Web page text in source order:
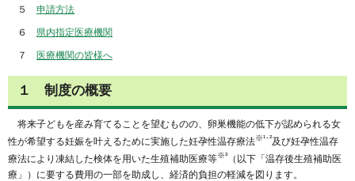
５ 申請方法
６ 県内指定医療機関
７ 医療機関の皆様へ
１ 制度の概要
将来子どもを産み育てることを望むものの、卵巣機能の低下が認められる女
性が希望する妊娠を叶えるために実施した妊孕性温存療法※¹･²及び妊孕性温存
療法により凍結した検体を用いた生殖補助医療等※³
（以下「温存後生殖補助医
療」）に要する費用の一部を助成し、経済的負担の軽減を図ります。